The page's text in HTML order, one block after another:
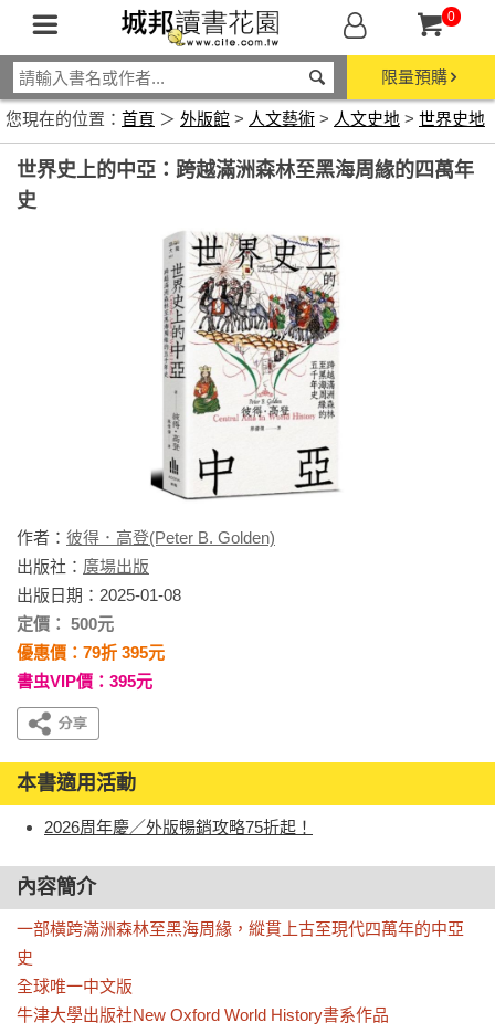
0
限量預購
您現在的位置： 首頁 ＞ 外版館 > 人文藝術 > 人文史地 > 世界史地
世界史上的中亞：跨越滿洲森林至黑海周緣的四萬年
史
作者： 彼得．高登(Peter B. Golden)
出版社： 廣場出版
出版日期：2025-01-08
定價： 500元
優惠價：79折 395元
書虫VIP價：395元
本書適用活動
2026周年慶／外版暢銷攻略75折起！
內容簡介
一部橫跨滿洲森林至黑海周緣，縱貫上古至現代四萬年的中亞
史
全球唯一中文版
牛津大學出版社New Oxford World History書系作品